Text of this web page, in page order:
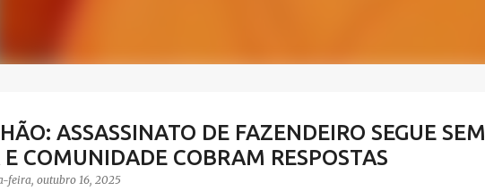
ASSASSINATO DE FAZENDEIRO SEGUE SEM
COMUNIDADE COBRAM RESPOSTAS
feira, outubro 16, 2025